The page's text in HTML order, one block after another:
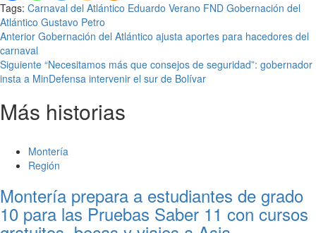
Tags: Carnaval del Atlántico Eduardo Verano FND Gobernación del
Atlántico Gustavo Petro
Seguir
leyendo
Anterior Gobernación del Atlántico ajusta aportes para hacedores del
carnaval
Siguiente “Necesitamos más que consejos de seguridad”: gobernador
insta a MinDefensa intervenir el sur de Bolívar
Más historias
Montería
Región
Montería prepara a estudiantes de grado
10 para las Pruebas Saber 11 con cursos